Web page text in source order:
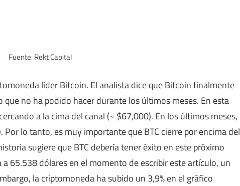
Fuente: Rekt Capital
líder Bitcoin. El analista dice que Bitcoin finalmente
que no ha podido hacer durante los últimos meses. En esta
a la cima del canal (~ $67,000). En los últimos meses,
Por lo tanto, es muy importante que BTC cierre por encima del
sugiere que BTC debería tener éxito en este próximo
65.538 dólares en el momento de escribir este artículo, un
la criptomoneda ha subido un 3,9% en el gráfico